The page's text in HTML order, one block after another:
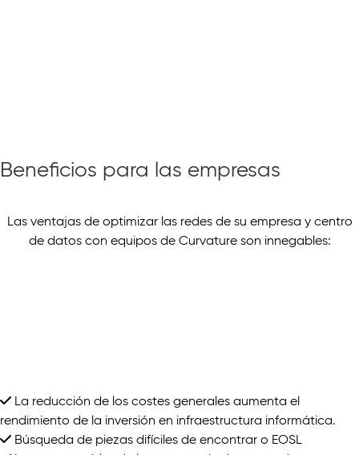
Beneficios para las empresas
Las ventajas de optimizar las redes de su empresa y centro
de datos con equipos de Curvature son innegables:
La reducción de los costes generales aumenta el
rendimiento de la inversión en infraestructura informática.
Búsqueda de piezas difíciles de encontrar o EOSL